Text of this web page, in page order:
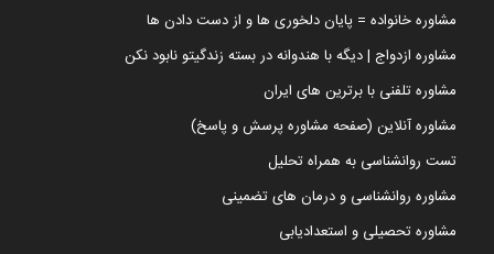
مشاوره خانواده = پایان دلخوری ها و از دست دادن ها
مشاوره ازدواج | دیگه با هندوانه در بسته زندگیتو نابود نکن
مشاوره تلفنی با برترین های ایران
مشاوره آنلاین (صفحه مشاوره پرسش و پاسخ)
تست روانشناسی به همراه تحلیل
مشاوره روانشناسی و درمان های تضمینی
مشاوره تحصیلی و استعدادیابی